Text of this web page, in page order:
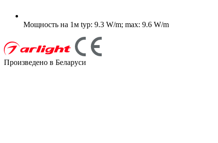
Мощность на 1м typ: 9.3 W/m; max: 9.6 W/m
Произведено в Беларуси